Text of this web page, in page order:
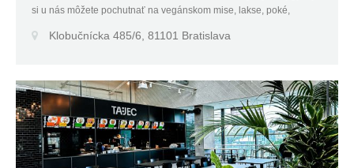
si u nás môžete pochutnať na vegánskom mise, lakse, poké,
lahôdkach.
Klobučnícka 485/6, 81101 Bratislava